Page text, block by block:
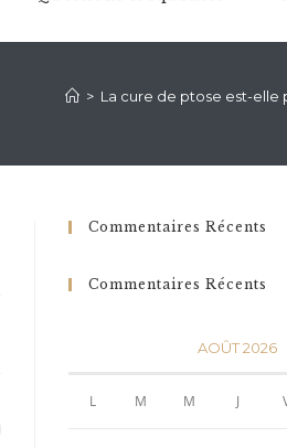
> La cure de ptose est-elle
Commentaires Récents
Commentaires Récents
AOÛT 2026
L M M J